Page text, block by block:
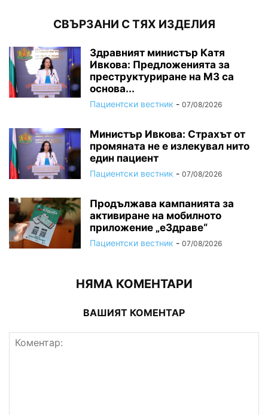
СВЪРЗАНИ С ТЯХ ИЗДЕЛИЯ
Здравният министър Катя
Ивкова: Предложенията за
преструктуриране на МЗ са
основа...
Пациентски вестник - 07/08/2026
Министър Ивкова: Страхът от
промяната не е излекувал нито
един пациент
Пациентски вестник - 07/08/2026
Продължава кампанията за
активиране на мобилното
приложение „еЗдраве“
Пациентски вестник - 07/08/2026
НЯМА КОМЕНТАРИ
ВАШИЯТ КОМЕНТАР